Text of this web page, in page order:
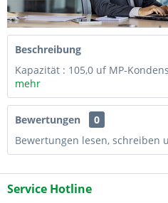
Beschreibung
Kapazität : 105,0 uf MP-
mehr
Bewertungen
0
Bewertungen lesen, schreiben
Service Hotline